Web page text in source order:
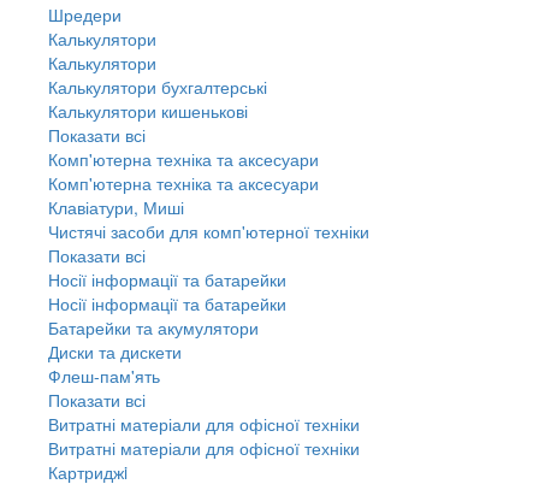
Шредери
Калькулятори
Калькулятори
Калькулятори бухгалтерські
Калькулятори кишенькові
Показати всі
Комп'ютерна техніка та аксесуари
Комп'ютерна техніка та аксесуари
Клавіатури, Миші
Чистячі засоби для комп'ютерної техніки
Показати всі
Носії інформації та батарейки
Носії інформації та батарейки
Батарейки та акумулятори
Диски та дискети
Флеш-пам'ять
Показати всі
Витратні матеріали для офісної техніки
Витратні матеріали для офісної техніки
Картриджi